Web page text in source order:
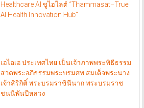
Healthcare AI ชูไฮไลต์ “Thammasat–True
AI Health Innovation Hub”
เอไอเอ ประเทศไทย เป็นเจ้าภาพพระพิธีธรรม
สวดพระอภิธรรมพระบรมศพ สมเด็จพระนาง
เจ้าสิริกิติ์ พระบรมราชินีนาถ พระบรมราช
ชนนีพันปีหลวง